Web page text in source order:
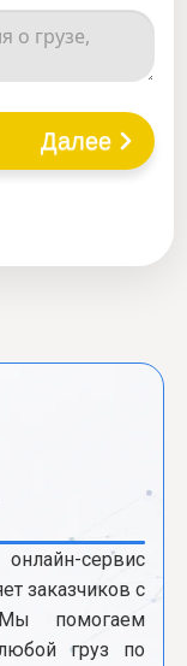
Далее
сервис
заказчиков с
помогаем
груз по